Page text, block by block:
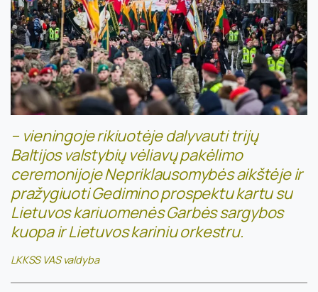
– vieningoje rikiuotėje dalyvauti trijų
Baltijos valstybių vėliavų pakėlimo
ceremonijoje Nepriklausomybės aikštėje ir
pražygiuoti Gedimino prospektukartu su
Lietuvos kariuomenės Garbės sargybos
kuopa ir Lietuvos kariniu orkestru.
LKKSS VAS valdyba